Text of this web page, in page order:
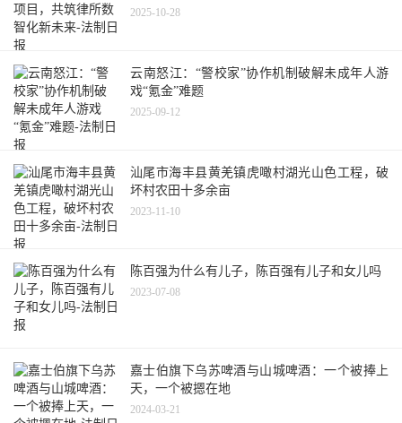
2025-10-28
云南怒江：“警校家”协作机制破解未成年人游
戏“氪金”难题
2025-09-12
汕尾市海丰县黄羌镇虎噉村湖光山色工程，破
坏村农田十多余亩
2023-11-10
陈百强为什么有儿子，陈百强有儿子和女儿吗
2023-07-08
嘉士伯旗下乌苏啤酒与山城啤酒：一个被捧上
天，一个被摁在地
2024-03-21